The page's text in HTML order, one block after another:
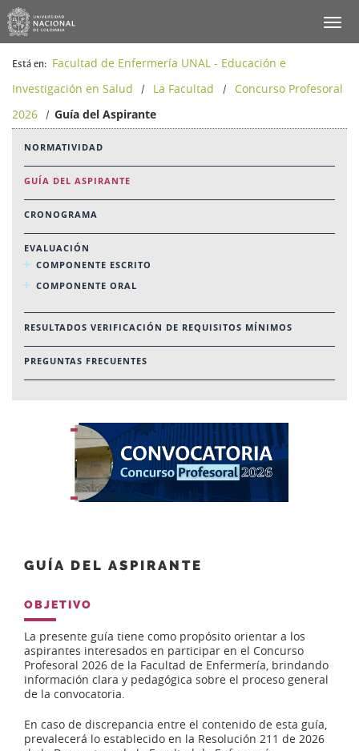
Está en: Facultad de Enfermería UNAL - Educación e
Investigación en Salud
/ La Facultad /
Concurso Profesoral
2026
/Guía del Aspirante
NORMATIVIDAD
GUÍA DEL ASPIRANTE
CRONOGRAMA
EVALUACIÓN
COMPONENTE ESCRITO
COMPONENTE ORAL
RESULTADOS VERIFICACIÓN DE REQUISITOS MÍNIMOS
PREGUNTAS FRECUENTES
GUÍA DEL ASPIRANTE
OBJETIVO
La presente guía tiene como propósito orientar a los
aspirantes interesados en participar en el Concurso
Profesoral 2026 de la Facultad de Enfermería, brindando
información clara y pedagógica sobre el proceso general
de la convocatoria.
En caso de discrepancia entre el contenido de esta guía,
prevalecerá lo establecido en la Resolución 211 de 2026